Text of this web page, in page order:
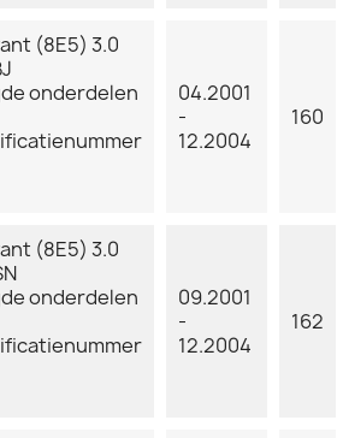
(8E5) 3.0
onderdelen
04.2001
-
12.2004
160
(8E5) 3.0
onderdelen
09.2001
-
12.2004
162